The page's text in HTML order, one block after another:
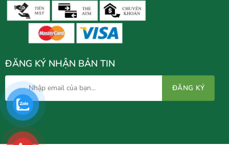
ĐĂNG KÝ NHẬN BẢN TIN